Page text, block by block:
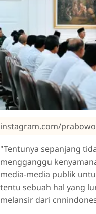
instagram.com/prabowo
"Tentunya sepanjang
mengganggu
media-media publik
tentu sebuah hal yang
melansir dari